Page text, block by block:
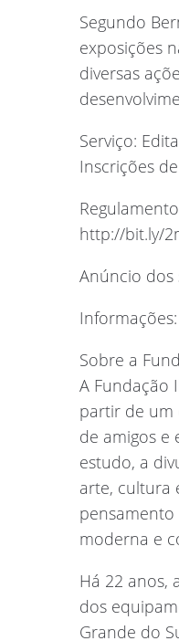
Segundo
exposições
diversas
Serviço:
Inscrições
http://bit.ly/
Anúncio dos
Informações:
Sobre a
A Fundação
partir de um
de amigos e
estudo, a
arte, cultura
moderna e
Há 22 anos,
dos
Grande do